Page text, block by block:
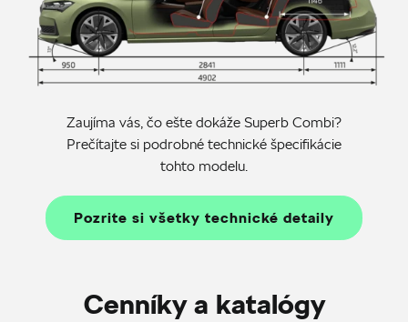
Zaujíma vás, čo ešte dokáže Superb Combi?
Prečítajte si podrobné technické špecifikácie
tohto modelu.
Pozrite si všetky technické detaily
Cenníky a katalógy